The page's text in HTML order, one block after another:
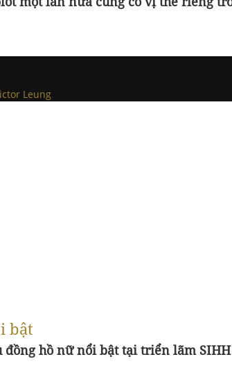
Leung.
bật
hồ nữ nổi bật tại triển lãm SIHH